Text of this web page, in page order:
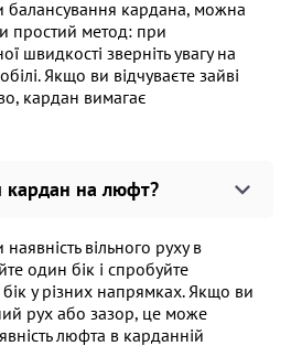
балансування кардана, можна
простий метод: при
швидкості зверніть увагу на
Якщо ви відчуваєте зайві
кардан вимагає
кардан на люфт?
вільного руху в
один бік і спробуйте
у різних напрямках. Якщо ви
рух або зазор, це може
люфта в карданній